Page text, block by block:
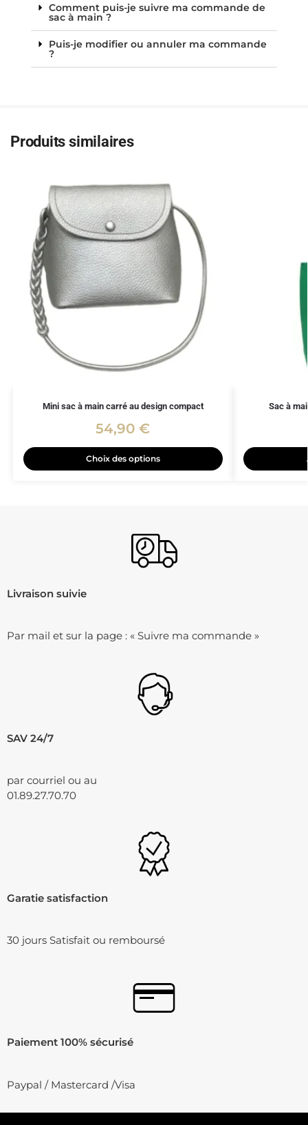
Comment puis-je suivre ma commande de
sac à main ?
Puis-je modifier ou annuler ma commande
?
Produits similaires
Mini sac à main carré au design compact
54,90€
Choix des options
Sac à
Livraison suivie
Par mail et sur la page : « Suivre ma commande »
SAV 24/7
par courriel ou au
01.89.27.70.70
Garatie satisfaction
30 jours Satisfait ou remboursé
Paiement 100% sécurisé
Paypal / Mastercard /Visa